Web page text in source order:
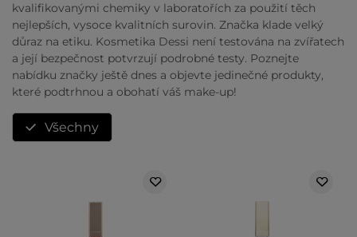
kvalifikovanými chemiky v laboratořích za použití těch
nejlepších, vysoce kvalitních surovin. Značka klade velký
důraz na etiku. Kosmetika Dessi není testována na zvířatech
a její bezpečnost potvrzují podrobné testy. Poznejte
nabídku značky ještě dnes a objevte jedinečné produkty,
které podtrhnou a obohatí váš make-up!
Všechny